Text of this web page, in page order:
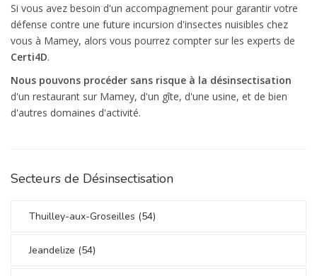
Si vous avez besoin d'un accompagnement pour garantir votre
défense contre une future incursion d'insectes nuisibles chez
vous à Mamey, alors vous pourrez compter sur les experts de
Certi4D.
Nous pouvons procéder sans risque à la désinsectisation
d'un restaurant sur Mamey, d'un gîte, d'une usine, et de bien
d'autres domaines d'activité.
Secteurs de Désinsectisation
Thuilley-aux-Groseilles (54)
Jeandelize (54)